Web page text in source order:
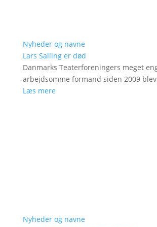
Nyheder og navne
Lars Salling er død
Danmarks Teaterforeningers meget
arbejdsomme formand siden 2009
Læs mere
Nyheder og navne